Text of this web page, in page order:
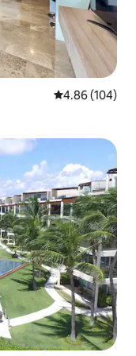
5 ರಲ್ಲಿ 4.86
4.86 (104)